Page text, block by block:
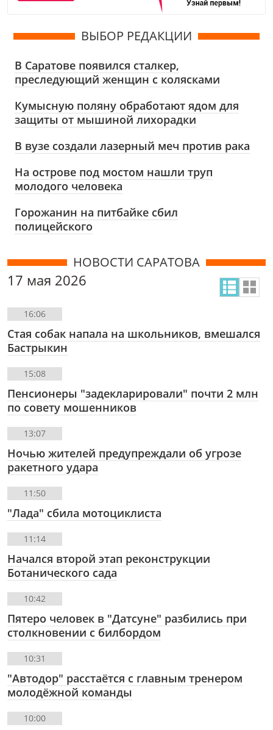
ВЫБОР РЕДАКЦИИ
В Саратове появился сталкер,
преследующий женщин с колясками
Кумысную поляну обработают ядом для
защиты от мышиной лихорадки
В вузе создали лазерный меч против рака
На острове под мостом нашли труп
молодого человека
Горожанин на питбайке сбил
полицейского
НОВОСТИ САРАТОВА
17 мая 2026
16:06
Стая собак напала на школьников, вмешался
Бастрыкин
15:08
Пенсионеры "задекларировали" почти 2 млн
по совету мошенников
13:07
Ночью жителей предупреждали об угрозе
ракетного удара
11:50
"Лада" сбила мотоциклиста
11:14
Начался второй этап реконструкции
Ботанического сада
10:42
Пятеро человек в "Датсуне" разбились при
столкновении с билбордом
10:31
"Автодор" расстаётся с главным тренером
молодëжной команды
10:00